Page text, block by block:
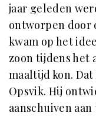
jaar geleden
ontworpen door
kwam op het
zoon tijdens het
maaltijd kon.
Opsvik. Hij
aanschuiven